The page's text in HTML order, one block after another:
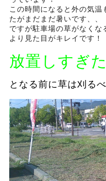
この時間になると外の気
たがまだまだ暑いです、、
ですが駐車場の草がなく
より見た目がキレイです！
放置しすぎ
となる前に草は刈る